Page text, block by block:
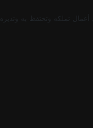
تملكه وتحتفظ به وتديره